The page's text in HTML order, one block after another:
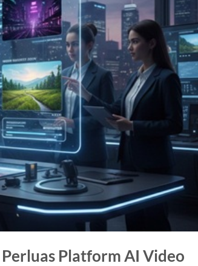
Platform AI Video